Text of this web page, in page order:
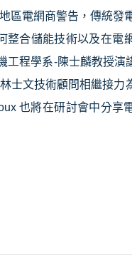
區電網商警告，傳統發
整合儲能技術以及在電
工程學系-陳士麟教授演
士文技術顧問相繼接力
也將在研討會中分享